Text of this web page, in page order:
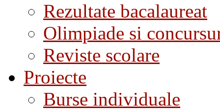
Rezultate bacalaureat
Olimpiade si
Reviste scolare
Proiecte
Burse individuale